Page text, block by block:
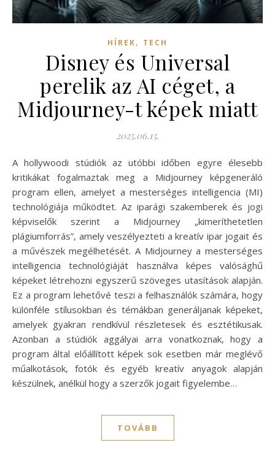
HÍREK, TECH
Disney és Universal
perelik az AI céget, a
Midjourney-t képek miatt
2025.06.15.
A hollywoodi stúdiók az utóbbi időben egyre élesebb
kritikákat fogalmaztak meg a Midjourney képgeneráló
program ellen, amelyet a mesterséges intelligencia (MI)
technológiája működtet. Az iparági szakemberek és jogi
képviselők szerint a Midjourney „kimeríthetetlen
plágiumforrás”, amely veszélyezteti a kreatív ipar jogait és
a művészek megélhetését. A Midjourney a mesterséges
intelligencia technológiáját használva képes valósághű
képeket létrehozni egyszerű szöveges utasítások alapján.
Ez a program lehetővé teszi a felhasználók számára, hogy
különféle stílusokban és témákban generáljanak képeket,
amelyek gyakran rendkívül részletesek és esztétikusak.
Azonban a stúdiók aggályai arra vonatkoznak, hogy a
program által előállított képek sok esetben már meglévő
műalkotások, fotók és egyéb kreatív anyagok alapján
készülnek, anélkül hogy a szerzők jogait figyelembe…
TOVÁBB